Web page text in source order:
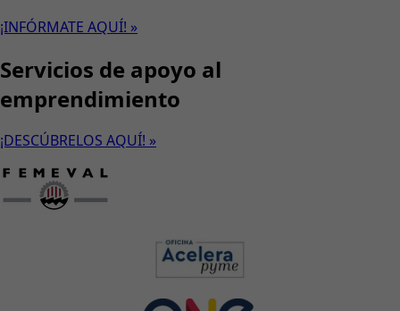
¡INFÓRMATE AQUÍ! »
Servicios de apoyo al
emprendimiento
¡DESCÚBRELOS AQUÍ! »